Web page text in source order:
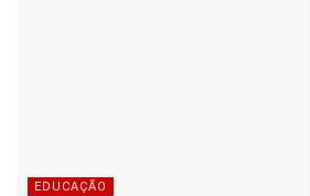
EDUCAÇÃO